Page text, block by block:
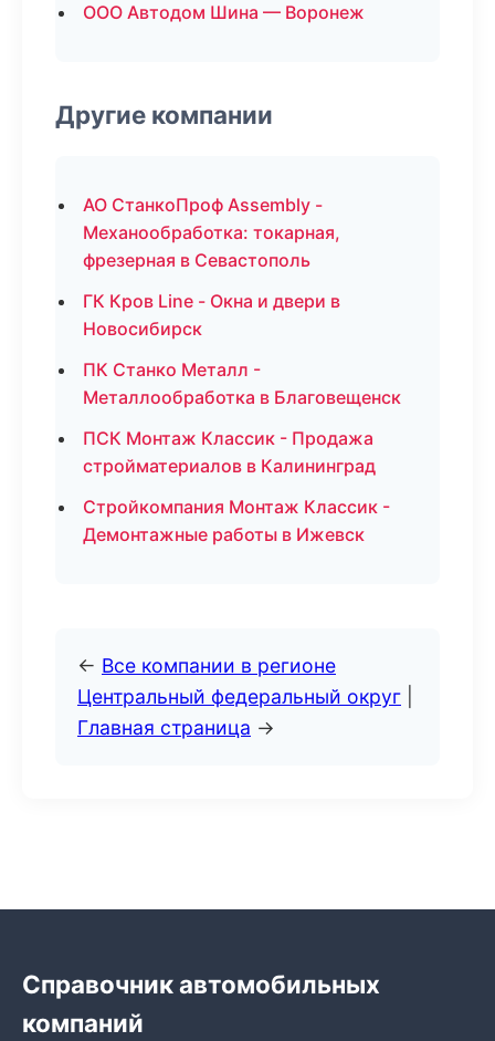
ООО Автодом Шина — Воронеж
Другие компании
АО СтанкоПроф Assembly -
Механообработка: токарная,
фрезерная в Севастополь
ГК Кров Line - Окна и двери в
Новосибирск
ПК Станко Металл -
Металлообработка в Благовещенск
ПСК Монтаж Классик - Продажа
стройматериалов в Калининград
Стройкомпания Монтаж Классик -
Демонтажные работы в Ижевск
← Все компании в регионе
Центральный федеральный округ
Главная страница →
Справочник автомобильных
компаний